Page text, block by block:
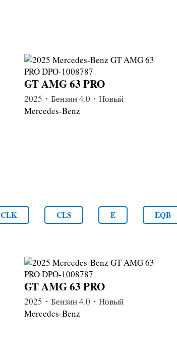
GT AMG 63 PRO
2025・Бензин 4.0・Новый
Mercedes-Benz
CLK CLS E EQB
GT AMG 63 PRO
2025・Бензин 4.0・Новый
Mercedes-Benz